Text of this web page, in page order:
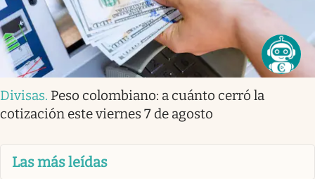
Divisas. Peso colombiano: a cuánto cerró la
cotización este viernes 7 de agosto
Las más leídas